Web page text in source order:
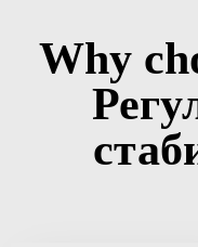
Why